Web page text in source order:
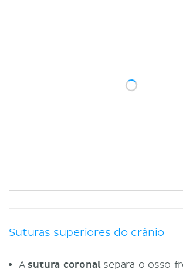
Suturas superiores do crânio
A sutura coronalsepara o osso